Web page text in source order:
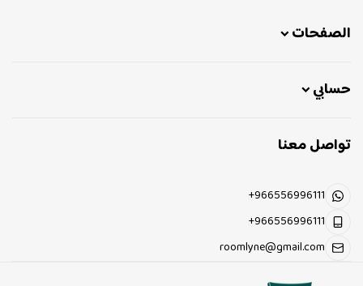
الصفحات
حسابي
تواصل معنا
+966556996111
+966556996111
roomlyne@gmail.com